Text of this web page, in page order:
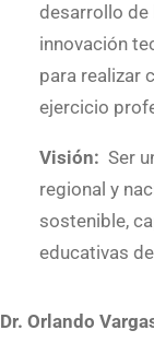
desarrollo de
innovación
para realizar
ejercicio
Visión: Ser
regional y
sostenible,
educativas
Dr. Orlando